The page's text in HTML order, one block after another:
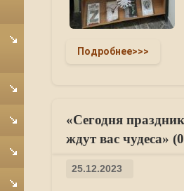
Подробнее>>>
«Сегодня
ждут вас чудеса»
25.12.2023